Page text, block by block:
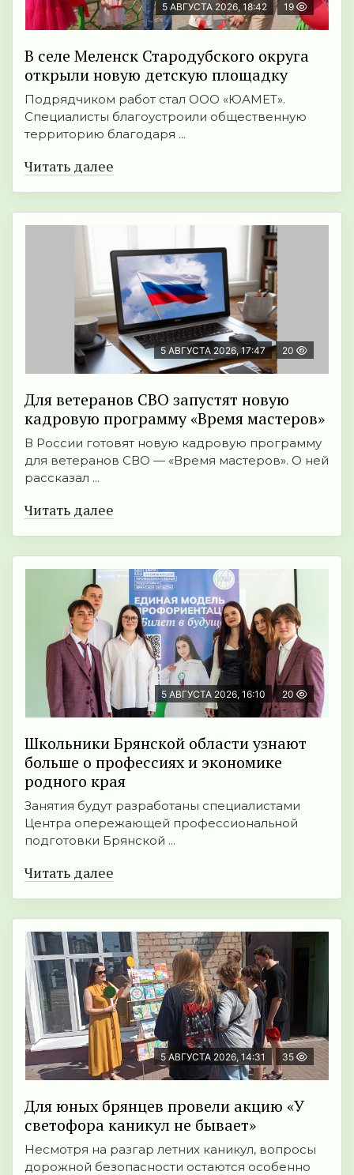
5 АВГУСТА 2026, 18:42 19
В селе Меленск Стародубского округа
открыли новую детскую площадку
Подрядчиком работ стал ООО «ЮАМЕТ».
Специалисты благоустроили общественную
территорию благодаря ...
Читать далее
5 АВГУСТА 2026, 17:47 20
Для ветеранов СВО запустят новую
кадровую программу «Время мастеров»
В России готовят новую кадровую программу
для ветеранов СВО — «Время мастеров». О ней
рассказал ...
Читать далее
5 АВГУСТА 2026, 16:10 20
Школьники Брянской области узнают
больше о профессиях и экономике
родного края
Занятия будут разработаны специалистами
Центра опережающей профессиональной
подготовки Брянской ...
Читать далее
5 АВГУСТА 2026, 14:31 35
Для юных брянцев провели акцию «У
светофора каникул не бывает»
Несмотря на разгар летних каникул, вопросы
дорожной безопасности остаются особенно